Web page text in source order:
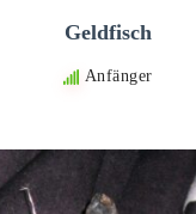
Geldfisch
Anfänger